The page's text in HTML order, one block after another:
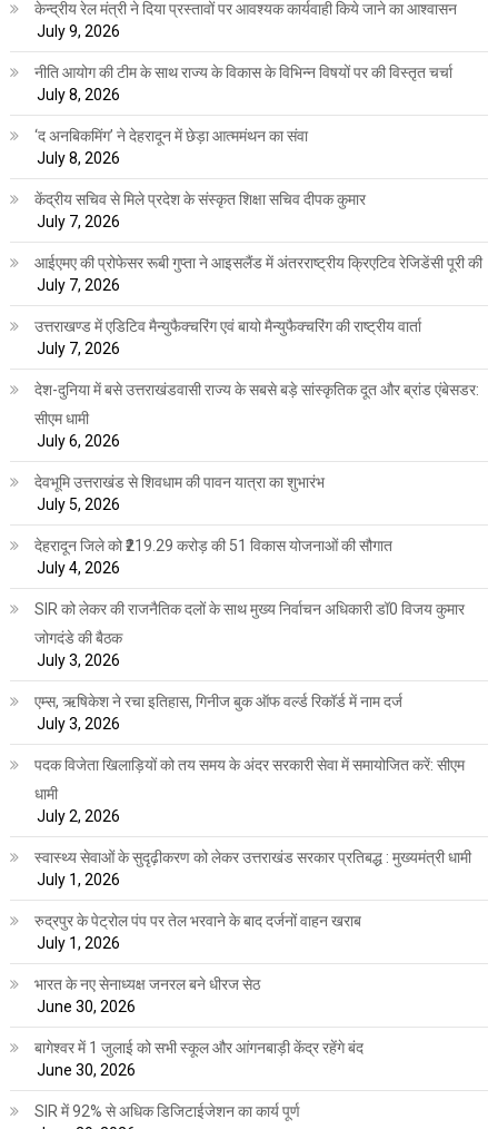
केन्द्रीय रेल मंत्री ने दिया प्रस्तावों पर आवश्यक कार्यवाही किये जाने का आश्वासन
July 9, 2026
नीति आयोग की टीम के साथ राज्य के विकास के विभिन्न विषयों पर की विस्तृत चर्चा
July 8, 2026
‘द अनबिकमिंग’ ने देहरादून में छेड़ा आत्ममंथन का संवा
July 8, 2026
केंद्रीय सचिव से मिले प्रदेश के संस्कृत शिक्षा सचिव दीपक कुमार
July 7, 2026
आईएमए की प्रोफेसर रूबी गुप्ता ने आइसलैंड में अंतरराष्ट्रीय क्रिएटिव रेजिडेंसी पूरी की
July 7, 2026
उत्तराखण्ड में एडिटिव मैन्युफैक्चरिंग एवं बायो मैन्युफैक्चरिंग की राष्ट्रीय वार्ता
July 7, 2026
देश-दुनिया में बसे उत्तराखंडवासी राज्य के सबसे बड़े सांस्कृतिक दूत और ब्रांड एंबेसडर:
सीएम धामी
July 6, 2026
देवभूमि उत्तराखंड से शिवधाम की पावन यात्रा का शुभारंभ
July 5, 2026
देहरादून जिले को ₹219.29 करोड़ की 51 विकास योजनाओं की सौगात
July 4, 2026
SIR को लेकर की राजनैतिक दलों के साथ मुख्य निर्वाचन अधिकारी डॉ0 विजय कुमार
जोगदंडे की बैठक
July 3, 2026
एम्स, ऋषिकेश ने रचा इतिहास, गिनीज बुक ऑफ वर्ल्ड रिकॉर्ड में नाम दर्ज
July 3, 2026
पदक विजेता खिलाड़ियों को तय समय के अंदर सरकारी सेवा में समायोजित करें: सीएम
धामी
July 2, 2026
स्वास्थ्य सेवाओं के सुदृढ़ीकरण को लेकर उत्तराखंड सरकार प्रतिबद्ध : मुख्यमंत्री धामी
July 1, 2026
रुद्रपुर के पेट्रोल पंप पर तेल भरवाने के बाद दर्जनों वाहन खराब
July 1, 2026
भारत के नए सेनाध्यक्ष जनरल बने धीरज सेठ
June 30, 2026
बागेश्वर में 1 जुलाई को सभी स्कूल और आंगनबाड़ी केंद्र रहेंगे बंद
June 30, 2026
SIR में 92% से अधिक डिजिटाईजेशन का कार्य पूर्ण